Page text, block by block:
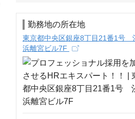
勤務地の所在地
東京都中央区銀座8丁目21番1号
浜離宮ビル7F